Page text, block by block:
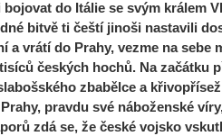
do Itálie se svým králem
bitvě ti čeští jinoši nastavili
a vrátí do Prahy, vezme na
českých hochů. Na začátku
zbabělce a
pravdu své náboženské
zdá se, že české vojsko